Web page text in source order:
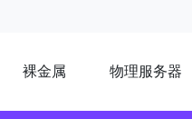
裸金属 物理服务器